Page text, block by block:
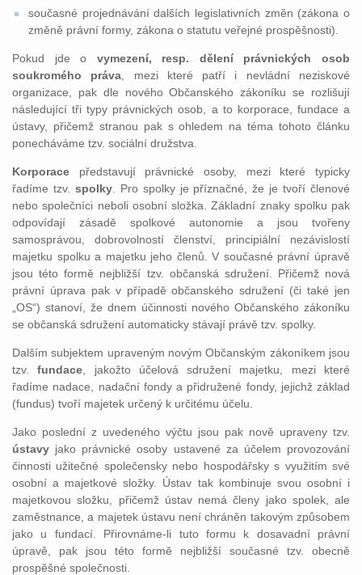
současné projednávání dalších legislativních změn (zákona o
změně právní formy, zákona o statutu veřejné prospěšnosti).
Pokud jde o vymezení, resp. dělení právnických osob
soukromého práva , mezi které patří i nevládní neziskové
organizace, pak dle nového Občanského zákoníku se rozlišují
následující tři typy právnických osob, a to korporace, fundace a
ústavy, přičemž stranou pak s ohledem na téma tohoto článku
ponecháváme tzv. sociální družstva.
Korporace představují právnické osoby, mezi které typicky
řadíme tzv. spolky. Pro spolky je příznačné, že je tvoří členové
nebo společníci neboli osobní složka. Základní znaky spolku pak
odpovídají zásadě spolkové autonomie a jsou tvořeny
samosprávou, dobrovolností členství, principiální nezávislostí
majetku spolku a majetku jeho členů. V současné právní úpravě
jsou této formě nejbližší tzv. občanská sdružení. Přičemž nová
právní úprava pak v případě občanského sdružení (či také jen
„OS“) stanoví, že dnem účinnosti nového Občanského zákoníku
se občanská sdružení automaticky stávají právě tzv. spolky.
Dalším subjektem upraveným novým Občanským zákoníkem jsou
tzv.fundace , jakožto účelová sdružení majetku, mezi které
řadíme nadace, nadační fondy a přidružené fondy, jejichž základ
(fundus) tvoří majetek určený k určitému účelu.
Jako poslední z uvedeného výčtu jsou pak nově upraveny tzv.
ústavy jako právnické osoby ustavené za účelem provozování
činnosti užitečné společensky nebo hospodářsky s využitím své
osobní a majetkové složky. Ústav tak kombinuje svou osobní i
majetkovou složku, přičemž ústav nemá členy jako spolek, ale
zaměstnance, a majetek ústavu není chráněn takovým způsobem
jako u fundací. Přirovnáme-li tuto formu k dosavadní právní
úpravě, pak jsou této formě nejbližší současné tzv. obecně
prospěšné společnosti.